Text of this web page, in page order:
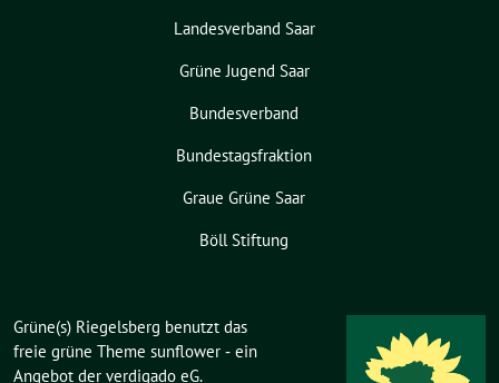
Landesverband Saar
Grüne Jugend Saar
Bundesverband
Bundestagsfraktion
Graue Grüne Saar
Böll Stiftung
Grüne(s) Riegelsberg benutzt das
freie grüne Theme sunflower ‐ ein
Angebot der verdigado eG.